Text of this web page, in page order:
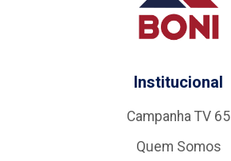
Institucional
Campanha TV 65
Quem Somos